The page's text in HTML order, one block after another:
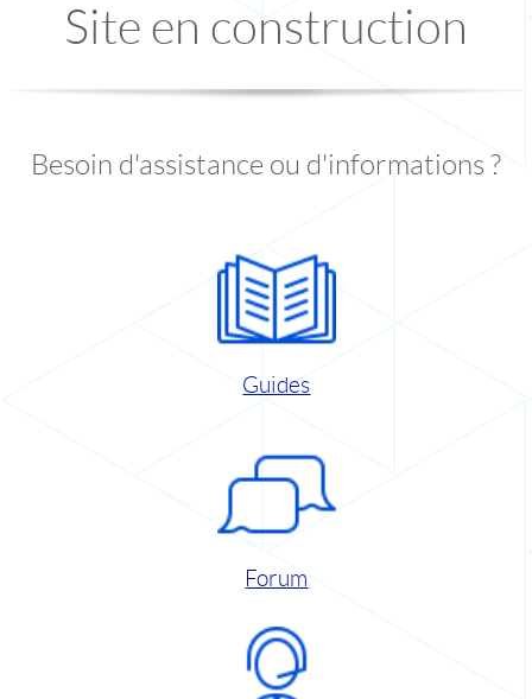
Site en construction
Besoin d'assistance ou d'informations ?
Guides
Forum